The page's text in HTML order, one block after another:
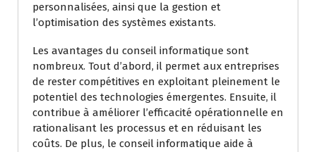
personnalisées, ainsi que la gestion et
l’optimisation des systèmes existants.
Les avantages du conseil informatique sont
nombreux. Tout d’abord, il permet aux entreprises
de rester compétitives en exploitant pleinement le
potentiel des technologies émergentes. Ensuite, il
contribue à améliorer l’efficacité opérationnelle en
rationalisant les processus et en réduisant les
coûts. De plus, le conseil informatique aide à